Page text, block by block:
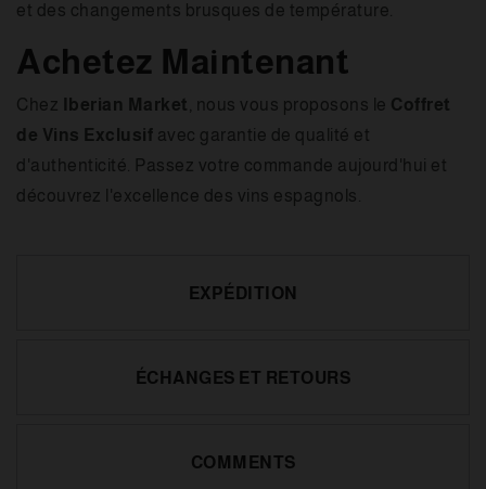
et des changements brusques de température.
Achetez Maintenant
Chez Iberian Market , nous vous proposons le Coffret
de Vins Exclusif avec garantie de qualité et
d'authenticité. Passez votre commande aujourd'hui et
découvrez l'excellence des vins espagnols.
EXPÉDITION
ÉCHANGES ET RETOURS
COMMENTS